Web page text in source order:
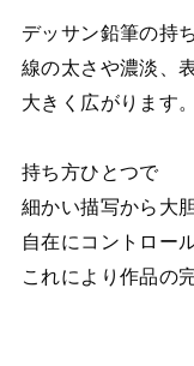
デッサン鉛筆の持
線の太さや濃淡、
大きく広がります。
持ち方ひとつで
細かい描写から大
自在にコントロー
これにより作品の